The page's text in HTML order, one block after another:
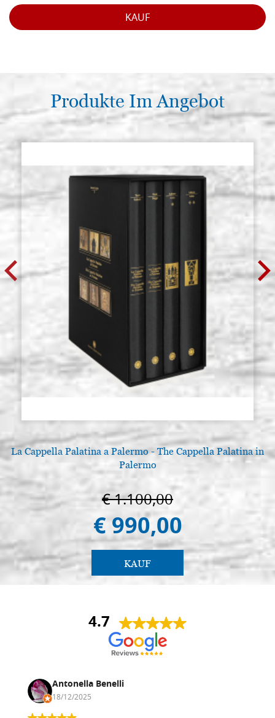
KAUF
Produkte Im Angebot
La Cappella Palatina a Palermo - The Cappella Palatina in
Palermo
€ 1.100,00
€ 990,00
KAUF
4.7
Antonella Benelli
18/12/2025